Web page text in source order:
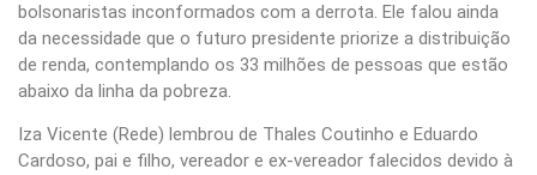
bolsonaristas inconformados com a derrota. Ele falou ainda
da necessidade que o futuro presidente priorize a distribuição
de renda, contemplando os 33 milhões de pessoas que estão
abaixo da linha da pobreza.
Iza Vicente (Rede) lembrou de Thales Coutinho e Eduardo
Cardoso, pai e filho, vereador e ex-vereador falecidos devido à